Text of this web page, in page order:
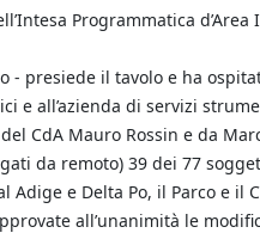
Programmatica
- presiede il tavolo e ha
e all’azienda di servizi
CdA Mauro Rossin e da
da remoto) 39 dei 77
Adige e Delta Po, il Parco e il
all’unanimità le